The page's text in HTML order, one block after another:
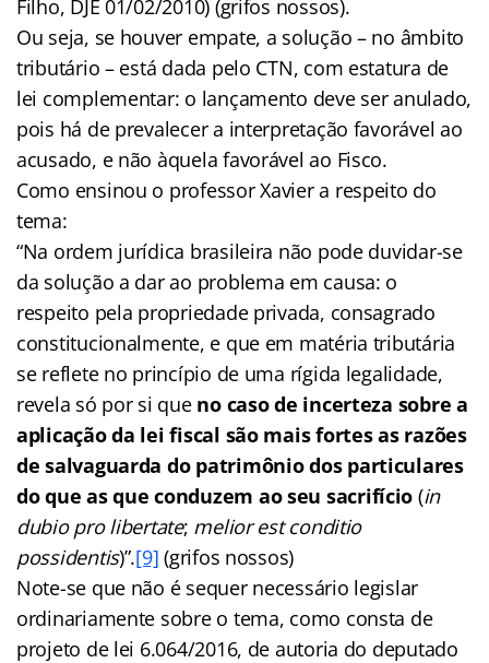
Filho, DJE 01/02/2010) (grifos nossos).
Ou seja, se houver empate, a solução – no âmbito
tributário – está dada pelo CTN, com estatura de
lei complementar: o lançamento deve ser anulado,
pois há de prevalecer a interpretação favorável ao
acusado, e não àquela favorável ao Fisco.
Como ensinou o professor Xavier a respeito do
tema:
“Na ordem jurídica brasileira não pode duvidar-se
da solução a dar ao problema em causa: o
respeito pela propriedade privada, consagrado
constitucionalmente, e que em matéria tributária
se reflete no princípio de uma rígida legalidade,
revela só por si que no caso de incerteza sobre a
aplicação da lei fiscal são mais fortes as razões
de salvaguarda do patrimônio dos particulares
do que as que conduzem ao seu sacrifício (in
dubio pro libertate; melior est conditio
possidentis)”.[9] (grifos nossos)
Note-se que não é sequer necessário legislar
ordinariamente sobre o tema, como consta de
projeto de lei 6.064/2016, de autoria do deputado